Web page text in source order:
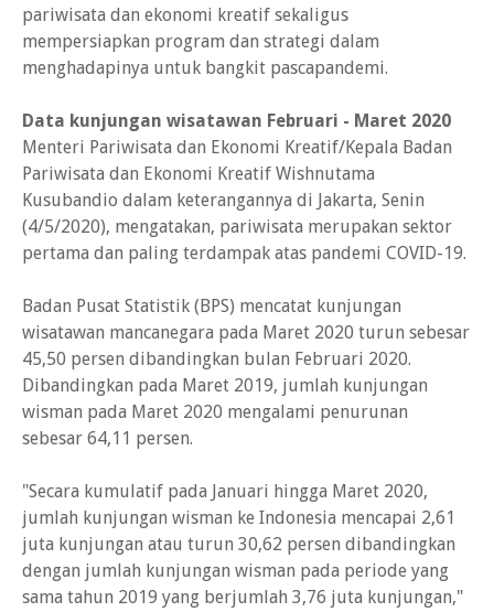
pariwisata dan ekonomi kreatif sekaligus
mempersiapkan program dan strategi dalam
menghadapinya untuk bangkit pascapandemi.
Data kunjungan wisatawan Februari - Maret 2020
Menteri Pariwisata dan Ekonomi Kreatif/Kepala Badan
Pariwisata dan Ekonomi Kreatif Wishnutama
Kusubandio dalam keterangannya di Jakarta, Senin
(4/5/2020), mengatakan, pariwisata merupakan sektor
pertama dan paling terdampak atas pandemi COVID-19.
Badan Pusat Statistik (BPS) mencatat kunjungan
wisatawan mancanegara pada Maret 2020 turun sebesar
45,50 persen dibandingkan bulan Februari 2020.
Dibandingkan pada Maret 2019, jumlah kunjungan
wisman pada Maret 2020 mengalami penurunan
sebesar 64,11 persen.
"Secara kumulatif pada Januari hingga Maret 2020,
jumlah kunjungan wisman ke Indonesia mencapai 2,61
juta kunjungan atau turun 30,62 persen dibandingkan
dengan jumlah kunjungan wisman pada periode yang
sama tahun 2019 yang berjumlah 3,76 juta kunjungan,"